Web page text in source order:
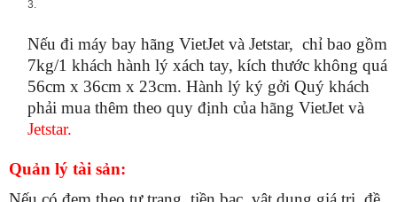
Nếu đi máy bay hãng VietJet và Jetstar, chỉ bao gồm
7kg/1 khách hành lý xách tay, kích thước không quá
56cm x 36cm x 23cm. Hành lý ký gởi Quý khách
phải mua thêm theo quy định của hãng VietJet và
Jetstar.
Quản lý tài sản: